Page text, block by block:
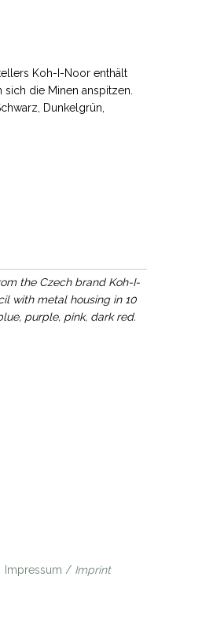
Koh-I-Noor enthält
die Minen anspitzen.
Dunkelgrün,
the Czech brand Koh-I-
with metal housing in 10
purple, pink, dark red.
Impressum / Imprint